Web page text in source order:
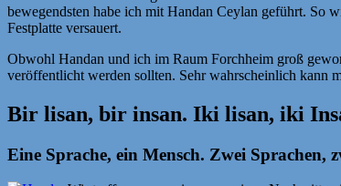
bewegendsten habe ich mit Handan Ceylan geführt. So
Festplatte versauert.
Obwohl Handan und ich im Raum Forchheim groß
veröffentlicht werden sollten. Sehr wahrscheinlich kann
Bir lisan, bir insan. Iki lisan, iki
Eine Sprache, ein Mensch. Zwei Sprachen,